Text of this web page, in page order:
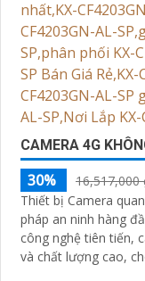
CAMERA 4G
30%
16,517,000
Thiết bị Camera
pháp an ninh hàng
công nghệ tiên tiến,
và chất lượng cao,